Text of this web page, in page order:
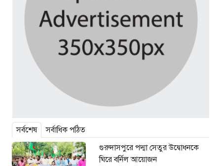
সর্বশেষ
সর্বাধিক পঠিত
গুরুদাসপুরে পদ্মা সেতুর উদ্বোধনকে
ঘিরে বর্নিল আয়োজন